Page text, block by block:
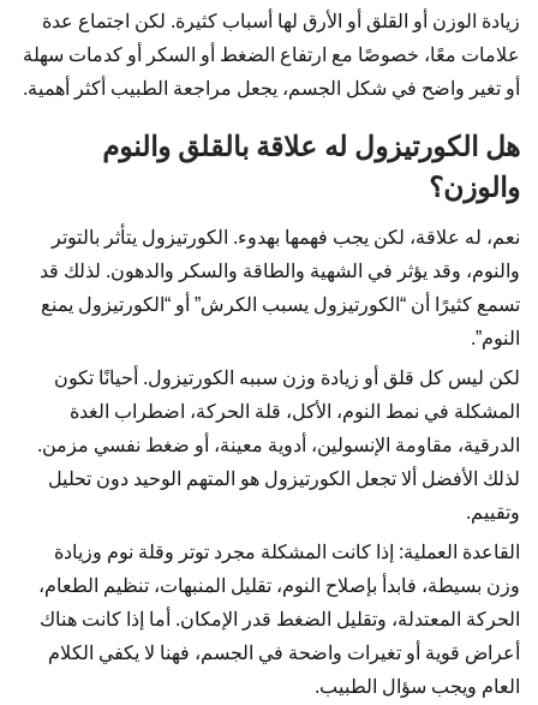
زيادة الوزن أو القلق أو الأرق لها أسباب كثيرة. لكن اجتماع عدة
علامات معًا، خصوصًا مع ارتفاع الضغط أو السكر أو كدمات سهلة
أو تغير واضح في شكل الجسم، يجعل مراجعة الطبيب أكثر أهمية.
هل الكورتيزول له علاقة بالقلق والنوم
والوزن؟
نعم، له علاقة، لكن يجب فهمها بهدوء. الكورتيزول يتأثر بالتوتر
والنوم، وقد يؤثر في الشهية والطاقة والسكر والدهون. لذلك قد
تسمع كثيرًا أن “الكورتيزول يسبب الكرش” أو “الكورتيزول يمنع
النوم”.
لكن ليس كل قلق أو زيادة وزن سببه الكورتيزول. أحيانًا تكون
المشكلة في نمط النوم، الأكل، قلة الحركة، اضطراب الغدة
الدرقية، مقاومة الإنسولين، أدوية معينة، أو ضغط نفسي مزمن.
لذلك الأفضل ألا تجعل الكورتيزول هو المتهم الوحيد دون تحليل
وتقييم.
القاعدة العملية: إذا كانت المشكلة مجرد توتر وقلة نوم وزيادة
وزن بسيطة، فابدأ بإصلاح النوم، تقليل المنبهات، تنظيم الطعام،
الحركة المعتدلة، وتقليل الضغط قدر الإمكان. أما إذا كانت هناك
أعراض قوية أو تغيرات واضحة في الجسم، فهنا لا يكفي الكلام
العام ويجب سؤال الطبيب.